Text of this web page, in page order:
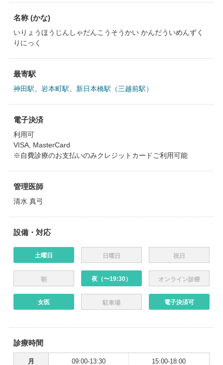
名称 (かな)
いりょうほうじんしゃだんこうそうかい かんだういめんずく
りにっく
最寄駅
神田駅 岩本町駅 新日本橋駅（三越前駅）
電子決済
利用可
VISA, MasterCard
※自費診療のお支払いのみクレジットカードご利用可能
管理医師
清水 真弓
設備・対応
土曜日 日曜日 祝日
朝 夜（〜19:30） オンライン診療
女医 駐車場 電子決済可
診療時間
月 09:00-13:30 15:00-18:00